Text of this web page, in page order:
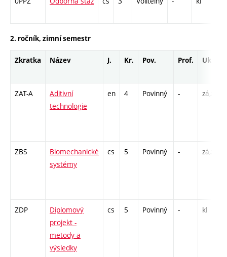
2. ročník, zimní semestr
Zkratka Název J. Kr. Pov. Prof. Uk.
ZAT-A
Aditivní
technologie
en 4 Povinný - zá,zk
ZBS
Biomechanické
systémy
cs 5 Povinný - zá,zk
ZDP
Diplomový
projekt -
metody a
výsledky
cs 5 Povinný - kl